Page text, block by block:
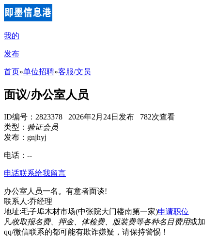
我的
发布
首页»单位招聘»客服/文员
面议/办公室人员
ID编号：2823378 2026年2月24日发布 782次查看
类型： 验证会员
发布：gnjhyj
电话： --
电话联系给我留言
办公室人员一名。有意者面谈!
联系人:乔经理
地址:毛子埠木材市场(中张院大门楼南第一家)申请职位
凡收取报名费、押金、体检费、服装费等各种名目费用或加
qq/微信联系的都可能有欺诈嫌疑，请保持警惕！